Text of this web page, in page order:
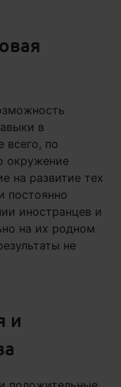
в
всего, по
окружение
на развитие тех
постоянно
иностранцев и
на их родном
не
и